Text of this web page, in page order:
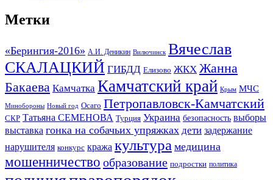
Метки
«Берингия-2016» А.И. Деникин Вилючинск Вячеслав
СКАЛАЦКИЙ ГИБДД Елизово ЖКХ Жанна
Бакаева Камчатка Камчатский край Крым МЧС
Минобороны Новый год Осаго Петропавловск-Камчатский
СКР Татьяна СЕМЕНОВА Турция Украина безопасность выборы
выставка гонка на собачьих упряжках дети задержание
нарушителя конкурс кража культура медицина
мошенничество образование подростки политика